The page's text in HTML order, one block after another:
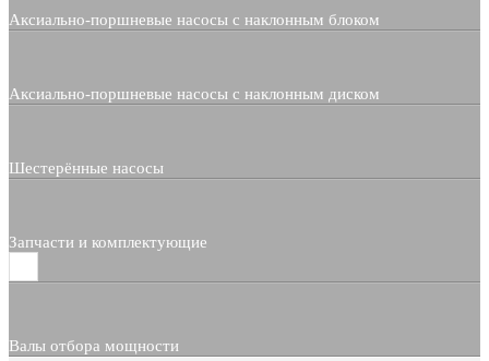
Аксиально-поршневые насосы с наклонным блоком
Аксиально-поршневые насосы с наклонным диском
Шестерённые насосы
Запчасти и комплектующие
Валы отбора мощности